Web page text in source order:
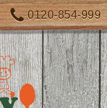
0120-854-999